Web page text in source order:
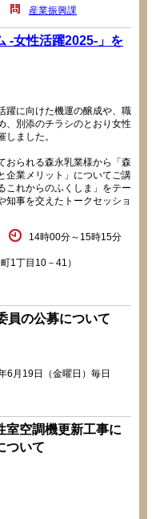
産業振興課
-女性活躍2025-」を
躍に向けた機運の醸成や、職
、別添のチラシのとおり女性
ました。
おられる森永乳業様から「森
企業メリット」についてご講
これからのふくしま」をテー
知事を交えたトークセッショ
14時00分～15時15分
1丁目10－41）
の公募について
6月19日（金曜日）毎日
室空調機更新工事に
ついて